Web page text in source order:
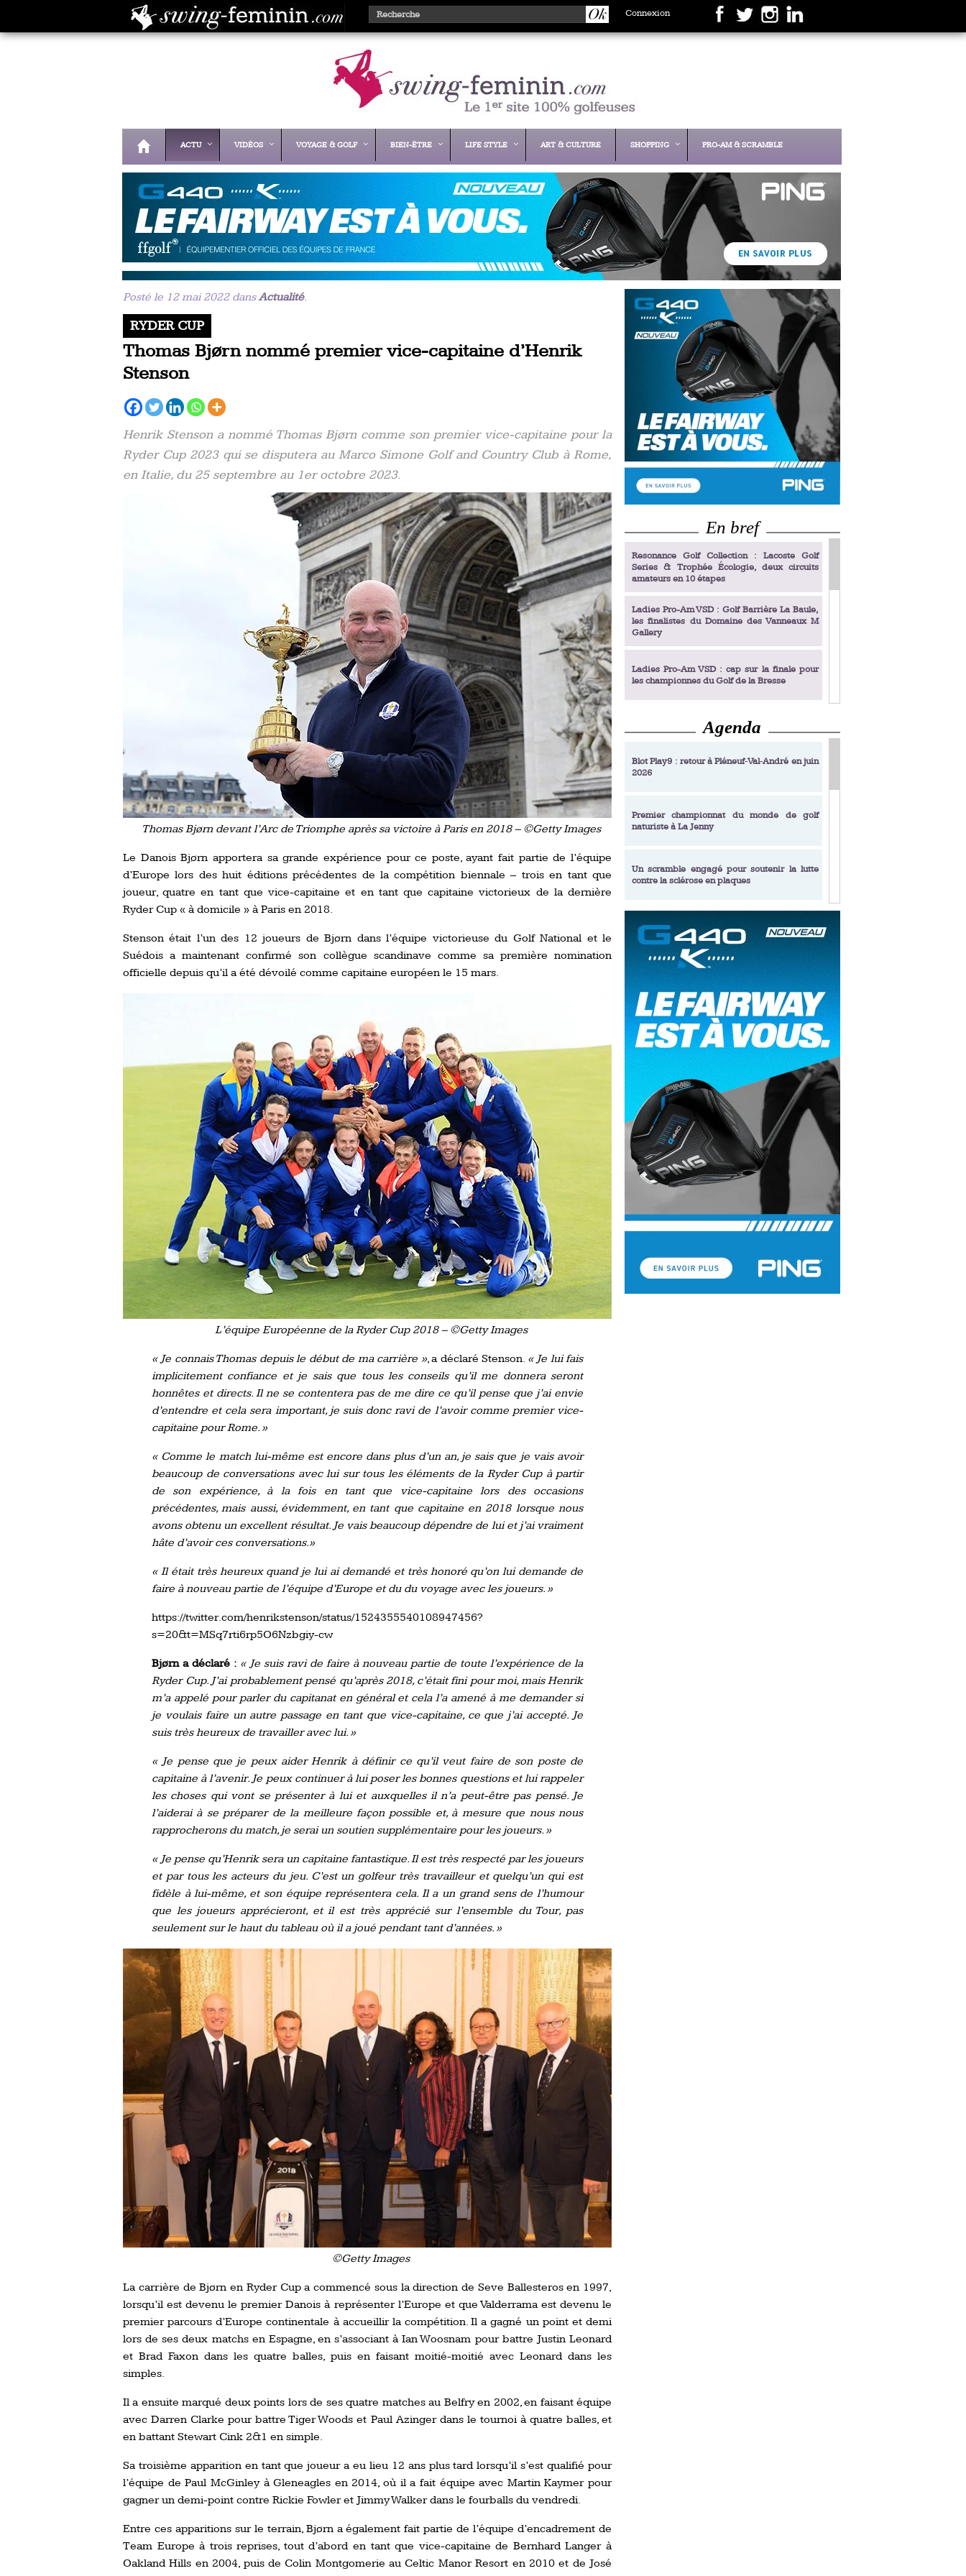
Connexion
ACTU VIDÉOS VOYAGE & GOLF BIEN-ÊTRE LIFE STYLE ART & CULTURE SHOPPING PRO-AM & SCRAMBLE
Posté le 12 mai 2022 dansActualité.
RYDER CUP
Thomas Bjørn nommé premier vice-capitaine d’Henrik
Stenson
Henrik Stenson a nommé Thomas Bjørn comme son premier vice-capitaine pour la
Ryder Cup 2023 qui se disputera au Marco Simone Golf and Country Club à Rome,
en Italie, du 25 septembre au 1er octobre 2023.
Thomas Bjørn devant l’Arc de Triomphe après sa victoire à Paris en 2018 – ©Getty Images
Le Danois Bjørn apportera sa grande expérience pour ce poste, ayant fait partie de l’équipe
d’Europe lors des huit éditions précédentes de la compétition biennale – trois en tant que
joueur, quatre en tant que vice-capitaine et en tant que capitaine victorieux de la dernière
Ryder Cup « à domicile » à Paris en 2018.
Stenson était l’un des 12 joueurs de Bjørn dans l’équipe victorieuse du Golf National et le
Suédois a maintenant confirmé son collègue scandinave comme sa première nomination
officielle depuis qu’il a été dévoilé comme capitaine européen le 15 mars.
L’équipe Européenne de la Ryder Cup 2018 – ©Getty Images
« Je connais Thomas depuis le début de ma carrière », a déclaré Stenson. « Je lui fais
implicitement confiance et je sais que tous les conseils qu’il me donnera seront
honnêtes et directs. Il ne se contentera pas de me dire ce qu’il pense que j’ai envie
d’entendre et cela sera important, je suis donc ravi de l’avoir comme premier vice-
capitaine pour Rome. »
« Comme le match lui-même est encore dans plus d’un an, je sais que je vais avoir
beaucoup de conversations avec lui sur tous les éléments de la Ryder Cup à partir
de son expérience, à la fois en tant que vice-capitaine lors des occasions
précédentes, mais aussi, évidemment, en tant que capitaine en 2018 lorsque nous
avons obtenu un excellent résultat. Je vais beaucoup dépendre de lui et j’ai vraiment
hâte d’avoir ces conversations.»
« Il était très heureux quand je lui ai demandé et très honoré qu’on lui demande de
faire à nouveau partie de l’équipe d’Europe et du du voyage avec les joueurs. »
https://twitter.com/henrikstenson/status/1524355540108947456?
s=20&t=MSq7rti6rp5O6Nzbgiy-cw
Bjørn a déclaré : « Je suis ravi de faire à nouveau partie de toute l’expérience de la
Ryder Cup. J’ai probablement pensé qu’après 2018, c’était fini pour moi, mais Henrik
m’a appelé pour parler du capitanat en général et cela l’a amené à me demander si
je voulais faire un autre passage en tant que vice-capitaine, ce que j’ai accepté. Je
suis très heureux de travailler avec lui. »
« Je pense que je peux aider Henrik à définir ce qu’il veut faire de son poste de
capitaine à l’avenir. Je peux continuer à lui poser les bonnes questions et lui rappeler
les choses qui vont se présenter à lui et auxquelles il n’a peut-être pas pensé. Je
l’aiderai à se préparer de la meilleure façon possible et, à mesure que nous nous
rapprocherons du match, je serai un soutien supplémentaire pour les joueurs. »
« Je pense qu’Henrik sera un capitaine fantastique. Il est très respecté par les joueurs
et par tous les acteurs du jeu. C’est un golfeur très travailleur et quelqu’un qui est
fidèle à lui-même, et son équipe représentera cela. Il a un grand sens de l’humour
que les joueurs apprécieront, et il est très apprécié sur l’ensemble du Tour, pas
seulement sur le haut du tableau où il a joué pendant tant d’années. »
©Getty Images
La carrière de Bjørn en Ryder Cup a commencé sous la direction de Seve Ballesteros en 1997,
lorsqu’il est devenu le premier Danois à représenter l’Europe et que Valderrama est devenu le
premier parcours d’Europe continentale à accueillir la compétition. Il a gagné un point et demi
lors de ses deux matchs en Espagne, en s’associant à Ian Woosnam pour battre Justin Leonard
et Brad Faxon dans les quatre balles, puis en faisant moitié-moitié avec Leonard dans les
simples.
Il a ensuite marqué deux points lors de ses quatre matches au Belfry en 2002, en faisant équipe
avec Darren Clarke pour battre Tiger Woods et Paul Azinger dans le tournoi à quatre balles, et
en battant Stewart Cink 2&1 en simple.
Sa troisième apparition en tant que joueur a eu lieu 12 ans plus tard lorsqu’il s’est qualifié pour
l’équipe de Paul McGinley à Gleneagles en 2014, où il a fait équipe avec Martin Kaymer pour
gagner un demi-point contre Rickie Fowler et Jimmy Walker dans le fourballs du vendredi.
Entre ces apparitions sur le terrain, Bjørn a également fait partie de l’équipe d’encadrement de
Team Europe à trois reprises, tout d’abord en tant que vice-capitaine de Bernhard Langer à
Oakland Hills en 2004, puis de Colin Montgomerie au Celtic Manor Resort en 2010 et de José
En bref
Resonance Golf Collection : Lacoste Golf
Series & Trophée Écologie, deux circuits
amateurs en 10 étapes
Ladies Pro-Am VSD : Golf Barrière La Baule,
les finalistes du Domaine des Vanneaux M
Gallery
Ladies Pro-Am VSD : cap sur la finale pour
les championnes du Golf de la Bresse
Ladies Pro-Am VSD : Golf du Prieuré, elles
décrochent leur billet pour la finale
Enfin un livre de golf pensé pour les femmes
Ladies Pro-Am VSD : les premières
Académie Golf Barrière Julien Xanthopoulos,
Amundi Evian Championship, de nouvelles
expériences immersives
Tiger Woods se retire du Genesis Invitational
Evian Resort Golf Club : Saison 2 du
Programme Performance
Agenda
Blot Play9 : retour à Pléneuf‑Val‑André en juin
2026
Premier championnat du monde de golf
naturiste à La Jenny
Un scramble engagé pour soutenir la lutte
contre la sclérose en plaques
Resonance Golf Collection : Lacoste Golf
Series & Trophée Écologie, deux circuits
amateurs en 10 étapes
Royal Air Maroc Golf & Padel Cup : le nouvel
event sport et networking
LPGA Tour 2026 : une saison record pour le
golf féminin
Ladies European Tour 2026 : une saison
historique sur cinq continents
Debout en Bouts prolonge la Fashion Week à
Roland-Garros
Chypre